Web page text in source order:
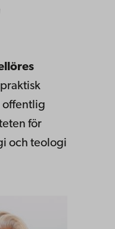
offentlig
för
och teologi